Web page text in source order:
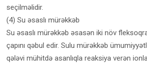
seçilməlidir.
(4) Su əsaslı mürəkkəb
Su əsaslı mürəkkəb əsasən iki növ
çapını qəbul edir. Sulu mürəkkəb
qələvi mühitdə asanlıqla reaksiya verən